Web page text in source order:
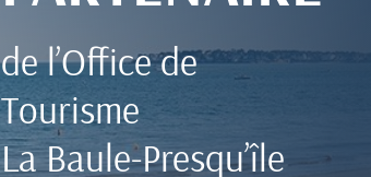
de l’Office de
Tourisme
La Baule-Presqu’île